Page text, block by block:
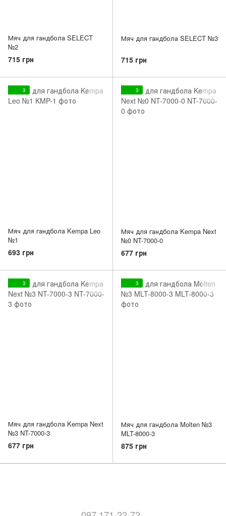
Мяч для гандбола SELECT
№2
715 грн
Мяч для гандбола SELECT №3
715 грн
3
Мяч для гандбола Kempa Leo
№1
693 грн
3
Мяч для гандбола Kempa Next
№0 NT-7000-0
677 грн
3
Мяч для гандбола Kempa Next
№3 NT-7000-3
677 грн
3
Мяч для гандбола Molten №3
MLT-8000-3
875 грн